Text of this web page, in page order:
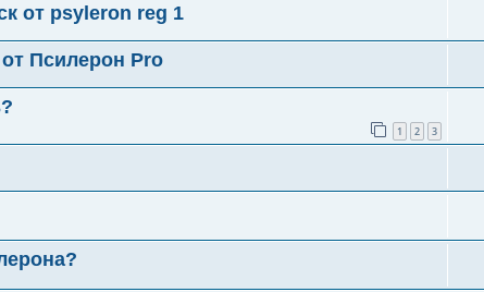
от psyleron reg 1
Псилерон Pro
1 2 3